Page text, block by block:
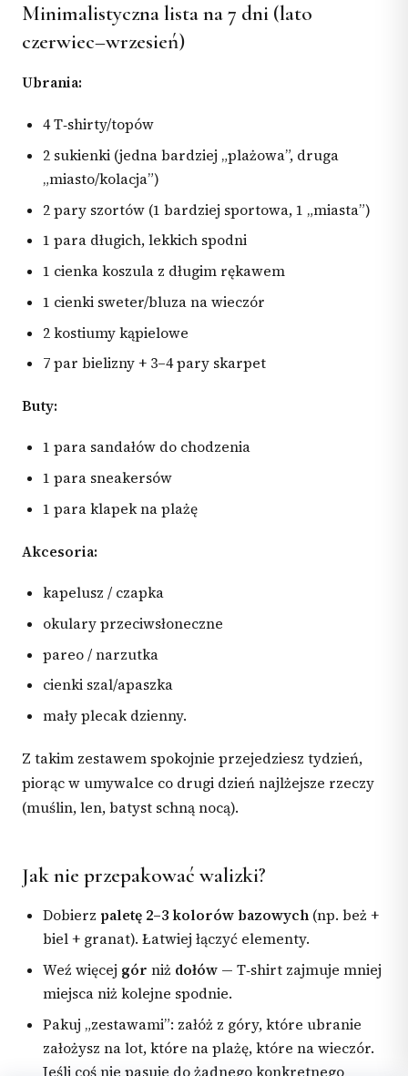
Minimalistyczna lista na 7 dni (lato
czerwiec–wrzesień)
Ubrania:
4 T‑shirty/topów
2 sukienki (jedna bardziej „plażowa”, druga
„miasto/kolacja”)
2 pary szortów (1 bardziej sportowa, 1 „miasta”)
1 para długich, lekkich spodni
1 cienka koszula z długim rękawem
1 cienki sweter/bluza na wieczór
2 kostiumy kąpielowe
7 par bielizny + 3–4 pary skarpet
Buty:
1 para sandałów do chodzenia
1 para sneakersów
1 para klapek na plażę
Akcesoria:
kapelusz / czapka
okulary przeciwsłoneczne
pareo / narzutka
cienki szal/apaszka
mały plecak dzienny.
Z takim zestawem spokojnie przejedziesz tydzień,
piorąc w umywalce co drugi dzień najlżejsze rzeczy
(muślin, len, batyst schną nocą).
Jak nie przepakować walizki?
Dobierz paletę 2–3 kolorów bazowych (np. beż +
biel + granat). Łatwiej łączyć elementy.
Weź więcej gór niż dołów — T‑shirt zajmuje mniej
miejsca niż kolejne spodnie.
Pakuj „zestawami”: załóż z góry, które ubranie
założysz na lot, które na plażę, które na wieczór.
Jeśli coś nie pasuje do żadnego konkretnego